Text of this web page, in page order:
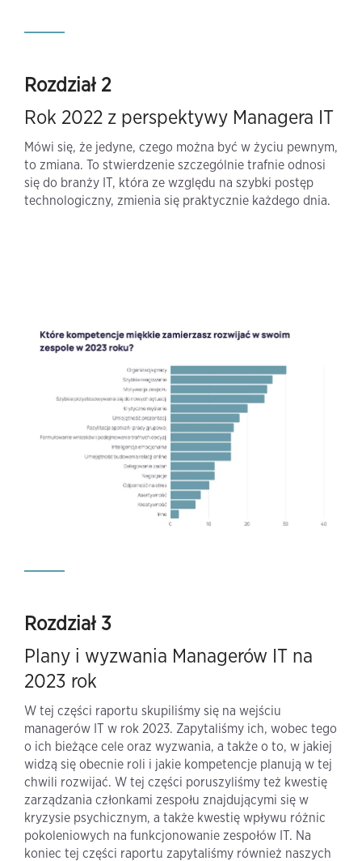
Rozdział 2
Rok 2022 z perspektywy Managera IT
Mówi się, że jedyne, czego można być w życiu pewnym,
to zmiana. To stwierdzenie szczególnie trafnie odnosi
się do branży IT, która ze względu na szybki postęp
technologiczny, zmienia się praktycznie każdego dnia.
Rozdział 3
Plany i wyzwania Managerów IT na
2023 rok
W tej części raportu skupiliśmy się na wejściu
managerów IT w rok 2023. Zapytaliśmy ich, wobec tego
o ich bieżące cele oraz wyzwania, a także o to, w jakiej
widzą się obecnie roli i jakie kompetencje planują w tej
chwili rozwijać. W tej części poruszyliśmy też kwestię
zarządzania członkami zespołu znajdującymi się w
kryzysie psychicznym, a także kwestię wpływu różnic
pokoleniowych na funkcjonowanie zespołów IT. Na
koniec tej części raportu zapytaliśmy również naszych